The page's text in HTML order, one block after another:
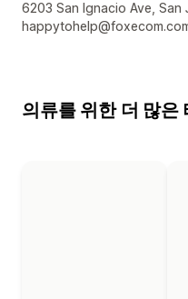
디자이너 연락처 세부 정
6203 San Ignacio Ave, San
의류를 위한 더 많은